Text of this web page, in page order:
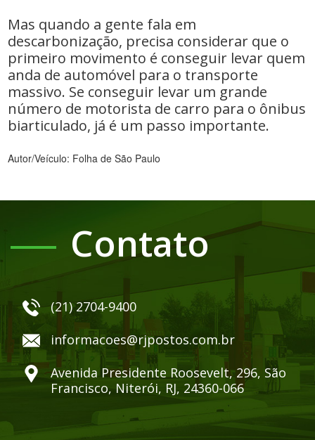
Mas quando a gente fala em
descarbonização, precisa considerar que o
primeiro movimento é conseguir levar quem
anda de automóvel para o transporte
massivo. Se conseguir levar um grande
número de motorista de carro para o ônibus
biarticulado, já é um passo importante.
Autor/Veículo: Folha de São Paulo
Contato
(21) 2704-9400
informacoes@rjpostos.com.br
Avenida Presidente Roosevelt, 296, São
Francisco, Niterói, RJ, 24360-066